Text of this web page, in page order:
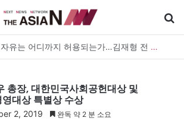
[출판] 표현의 자유는 어디까지 허용되는가…김재형 전 대법관 ‘언론과 인격권’
총장, 대한민국사회공헌대상 및
대상 특별상 수상
2, 2019 완독 약 2 분 소요